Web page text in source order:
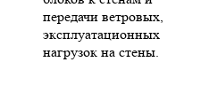
передачи ветровых,
эксплуатационных
нагрузок на стены.